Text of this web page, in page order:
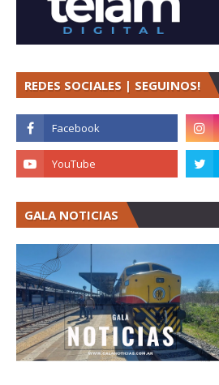
REDES SOCIALES | SEGUINOS!
GALA NOTICIAS